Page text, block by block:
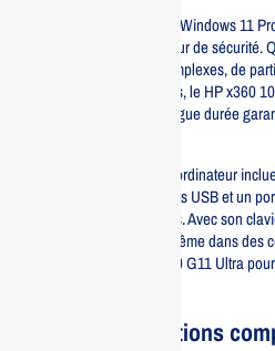
Ce modèle fonctionne sous Windows 11
fonctionnalités et mises à jour de
travailler sur des projets complexes, de
profiter de vos films préférés, le HP x360
vos besoins. Sa batterie longue durée
Les caractéristiques de cet ordinateur
avancée avec plusieurs ports USB et un
facile à divers périphériques. Avec son
travailler confortablement même dans
Optez pour le HP x360 1040 G11 Ultra
Informations